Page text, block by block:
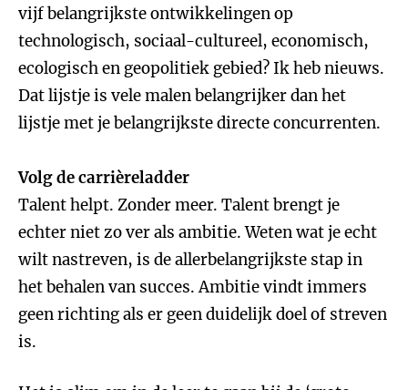
vijf belangrijkste ontwikkelingen op
technologisch, sociaal-cultureel, economisch,
ecologisch en geopolitiek gebied? Ik heb nieuws.
Dat lijstje is vele malen belangrijker dan het
lijstje met je belangrijkste directe concurrenten.
Volg de carrièreladder
Talent helpt. Zonder meer. Talent brengt je
echter niet zo ver als ambitie. Weten wat je echt
wilt nastreven, is de allerbelangrijkste stap in
het behalen van succes. Ambitie vindt immers
geen richting als er geen duidelijk doel of streven
is.